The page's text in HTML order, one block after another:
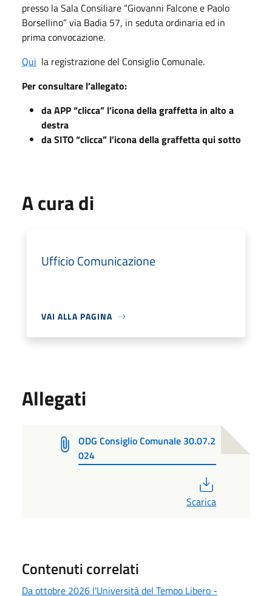
presso la Sala Consiliare “Giovanni Falcone e Paolo
Borsellino” via Badia 57, in seduta ordinaria ed in
prima convocazione.
Qui la registrazione del Consiglio Comunale.
Per consultare l’allegato:
da APP “clicca” l’icona della graffetta in alto a
destra
da SITO “clicca” l’icona della graffetta qui sotto
A cura di
Ufficio Comunicazione
VAI ALLA PAGINA
Allegati
ODG Consiglio Comunale 30.07.2
024
Scarica
Contenuti correlati
Da ottobre 2026 l'Università del Tempo Libero -